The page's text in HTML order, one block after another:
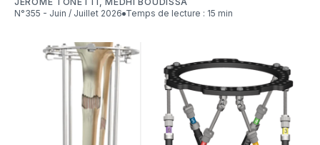
N°355 - Juin / Juillet 2026
Temps de lecture : 15 min